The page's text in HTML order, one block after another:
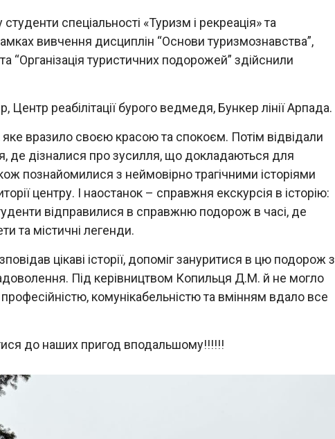
спеціальності «Туризм і рекреація» та
вивчення дисциплін “Основи туризмознавства”,
“Організація туристичних подорожей” здійснили
реабілітації бурого ведмедя, Бункер лінії Арпада.
вразило своєю красою та спокоєм. Потім відвідали
де дізналися про зусилля, що докладаються для
познайомилися з неймовірно трагічними історіями
центру. І наостанок – справжня екскурсія в історію:
відправилися в справжню подорож в часі, де
та містичні легенди.
цікаві історії, допоміг зануритися в цю подорож з
Під керівництвом Копильця Д.М. й не могло
комунікабельністю та вмінням вдало все
до наших пригод вподальшому!!!!!!